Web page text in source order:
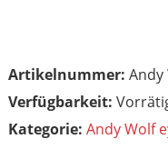
Artikelnummer: Andy
Kategorie: Andy Wolf